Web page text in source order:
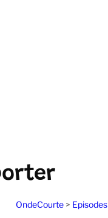
OndeCourte > Episodes